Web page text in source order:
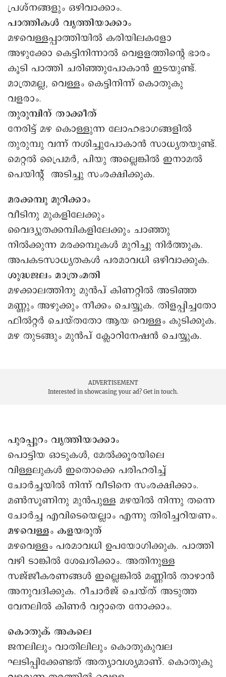
പ്രശ്നങ്ങളും ഒഴിവാക്കാം.
പാത്തികൾ വൃത്തിയാക്കാം
മഴവെള്ളപ്പാത്തിയിൽ കരിയിലകളോ
അഴുക്കോ കെട്ടിനിന്നാൽ വെളളത്തിന്റെ ഭാരം
കൂടി പാത്തി ചരിഞ്ഞുപോകാൻ ഇടയുണ്ട്.
മാത്രമല്ല, വെള്ളം കെട്ടിനിന്ന് കൊതുകു
വളരാം.
തുരുമ്പിന് താക്കീത്
നേരിട്ട് മഴ കൊള്ളുന്ന ലോഹഭാഗങ്ങളിൽ
തുരുമ്പു വന്ന് നശിച്ചുപോകാൻ സാധ്യതയുണ്ട്.
മെറ്റൽ പ്രൈമർ, പിയു അല്ലെങ്കിൽ ഇനാമൽ
പെയിന്റ് അടിച്ചു സംരക്ഷിക്കുക.
മരക്കമ്പു മുറിക്കാം
വീടിനു മുകളിലേക്കും
വൈദ്യുതക്കമ്പികളിലേക്കും ചാഞ്ഞു
നിൽക്കുന്ന മരക്കമ്പുകൾ മുറിച്ചു നിർത്തുക.
അപകടസാധ്യതകൾ പരമാവധി ഒഴിവാക്കുക.
ശുദ്ധജലം മാത്രംമതി
മഴക്കാലത്തിനു മുൻപ് കിണറ്റിൽ അടിഞ്ഞ
മണ്ണും അഴുക്കും നീക്കം ചെയ്യുക. തിളപ്പിച്ചതോ
ഫിൽറ്റർ ചെയ്തതോ ആയ വെള്ളം കുടിക്കുക.
മഴ തുടങ്ങും മുൻപ് ക്ലോറിനേഷൻ ചെയ്യുക.
ADVERTISEMENT
Interested in showcasing your ad? Get in touch.
പുരപ്പുറം വൃത്തിയാക്കാം
പൊട്ടിയ ഓടുകൾ, മേൽക്കൂരയിലെ
വിള്ളലുകൾ ഇതൊക്കെ പരിഹരിച്ച്
ചോർച്ചയിൽ നിന്ന് വീടിനെ സംരക്ഷിക്കാം.
മൺസൂണിനു മുൻപുള്ള മഴയിൽ നിന്നു തന്നെ
ചോർച്ച എവിടെയെല്ലാം എന്നു തിരിച്ചറിയണം.
മഴവെള്ളം കളയരുത്
മഴവെള്ളം പരമാവധി ഉപയോഗിക്കുക. പാത്തി
വഴി ടാങ്കിൽ ശേഖരിക്കാം. അതിനുള്ള
സജ്ജീകരണങ്ങൾ ഇല്ലെങ്കിൽ മണ്ണിൽ താഴാൻ
അനുവദിക്കുക. റീചാർജ് ചെയ്ത് അടുത്ത
വേനലിൽ കിണർ വറ്റാതെ നോക്കാം.
കൊതുക് അകലെ
ജനലിലും വാതിലിലും കൊതുകുവല
ഘടിപ്പിക്കേണ്ടത് അത്യാവശ്യമാണ്. കൊതുകു